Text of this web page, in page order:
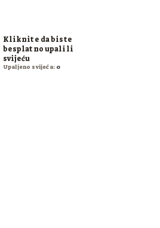
Kliknite da biste
besplatno upalili
svijeću
Upaljeno svijeća: 0